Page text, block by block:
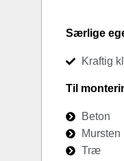
Særlige
Kraftig
Til
Beton
Mursten
Træ